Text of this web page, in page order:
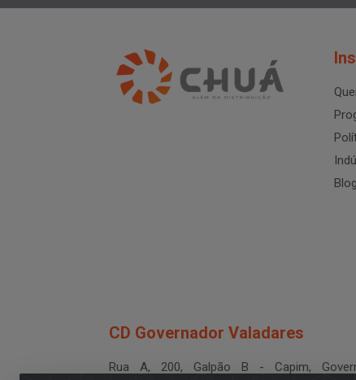
Blog
CD Governador Valadares
Rua A, 200, Galpão B - Capim,